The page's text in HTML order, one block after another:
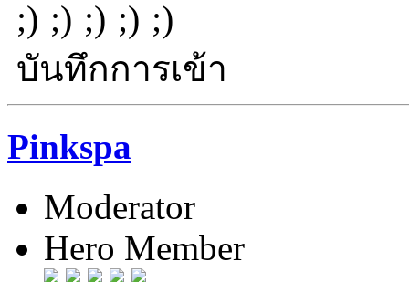
บันทึกการเข้า
Pinkspa
Moderator
Hero Member